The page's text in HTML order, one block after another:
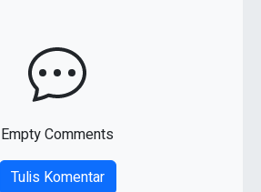
Empty Comments
Tulis Komentar